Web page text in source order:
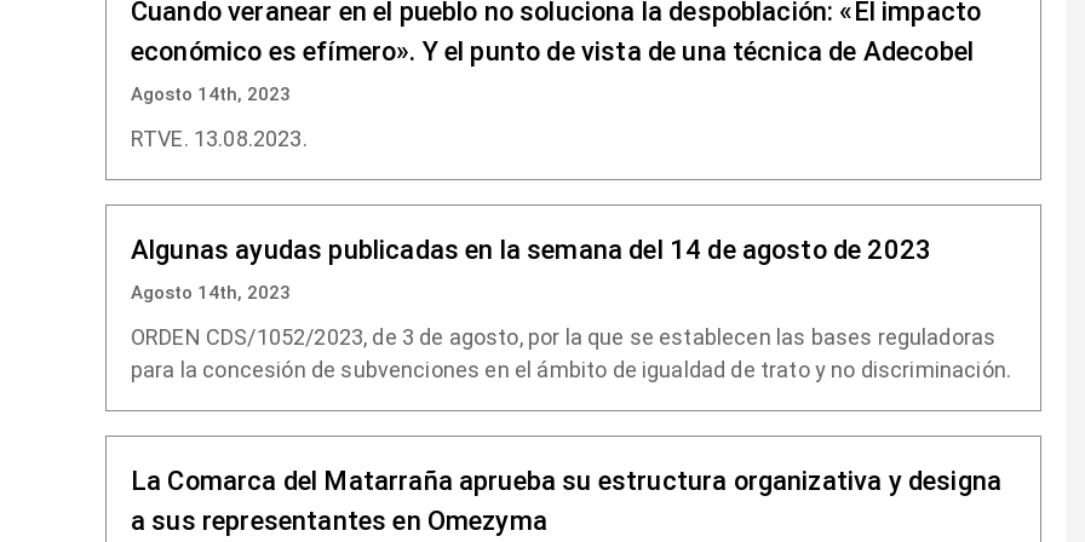
Cuando veranear en el pueblo no soluciona la despoblación: «El impacto
económico es efímero». Y el punto de vista de una técnica de Adecobel
Agosto 14th, 2023
RTVE. 13.08.2023.
Algunas ayudas publicadas en la semana del 14 de agosto de 2023
Agosto 14th, 2023
ORDEN CDS/1052/2023, de 3 de agosto, por la que se establecen las bases reguladoras
para la concesión de subvenciones en el ámbito de igualdad de trato y no discriminación.
La Comarca del Matarraña aprueba su estructura organizativa y designa
a sus representantes en Omezyma